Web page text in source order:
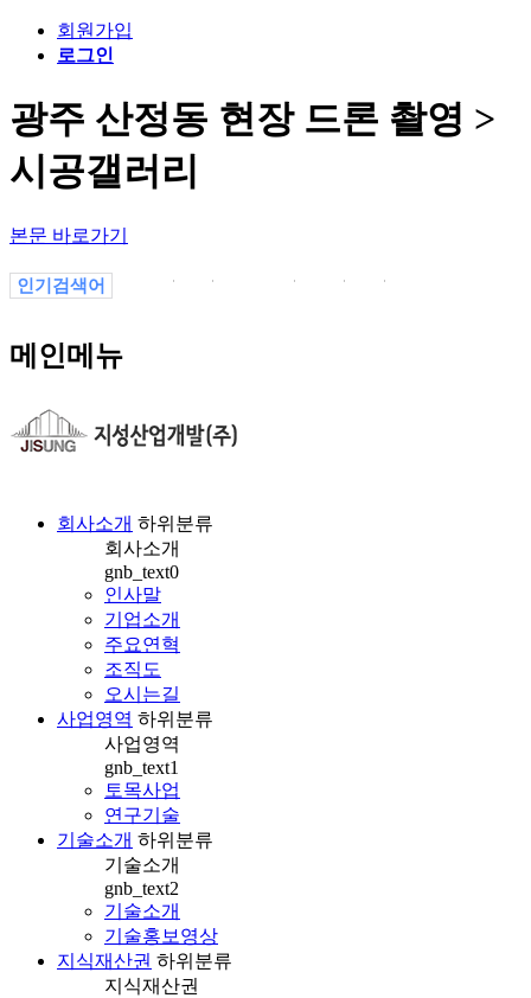
회원가입
로그인
광주 산정동 현장 드론 촬영 >
시공갤러리
본문 바로가기
인기검색어
메인메뉴
회사소개 하위분류
회사소개
gnb_text0
인사말
기업소개
주요연혁
조직도
오시는길
사업영역 하위분류
사업영역
gnb_text1
토목사업
연구기술
기술소개 하위분류
기술소개
gnb_text2
기술소개
기술홍보영상
지식재산권 하위분류
지식재산권